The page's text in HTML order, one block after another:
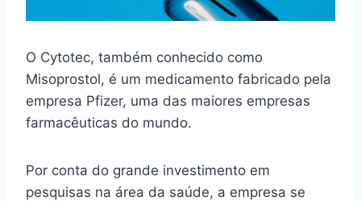
O Cytotec, também conhecido como
Misoprostol, é um medicamento fabricado pela
empresa Pfizer, uma das maiores empresas
farmacêuticas do mundo.
Por conta do grande investimento em
pesquisas na área da saúde, a empresa se